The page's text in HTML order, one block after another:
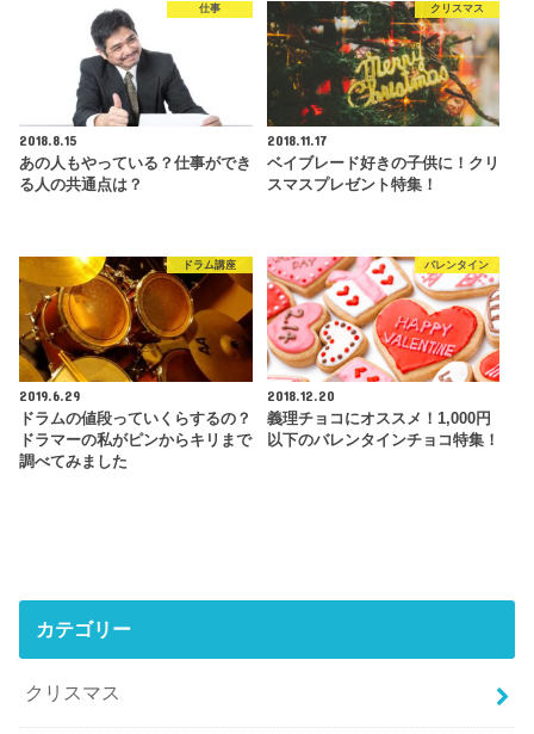
仕事
2018.8.15
あの人もやっている？仕事ができ
る人の共通点は？
クリスマス
2018.11.17
ベイブレード好きの子供に！クリ
スマスプレゼント特集！
ドラム講座
2019.6.29
ドラムの値段っていくらするの？
ドラマーの私がピンからキリまで
調べてみました
バレンタイン
2018.12.20
義理チョコにオススメ！1,000円
以下のバレンタインチョコ特集！
カテゴリー
クリスマス